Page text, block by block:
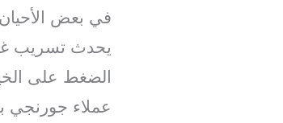
في بعض
يحدث تسريب
الضغط على
عملاء جورنجي